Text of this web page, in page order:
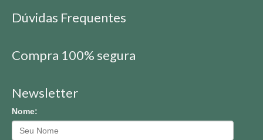
Dúvidas Frequentes
Compra 100% segura
Newsletter
Nome: